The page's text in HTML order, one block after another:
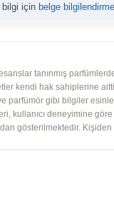
bilgi için belge
tanınmış
kendi hak sahiplerine
ve parfümör gibi bilgiler
kullanıcı deneyimine
gösterilmektedir.